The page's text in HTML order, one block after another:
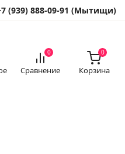
(939) 888-09-91 (Мытищи)
0
Сравнение
0
Корзина